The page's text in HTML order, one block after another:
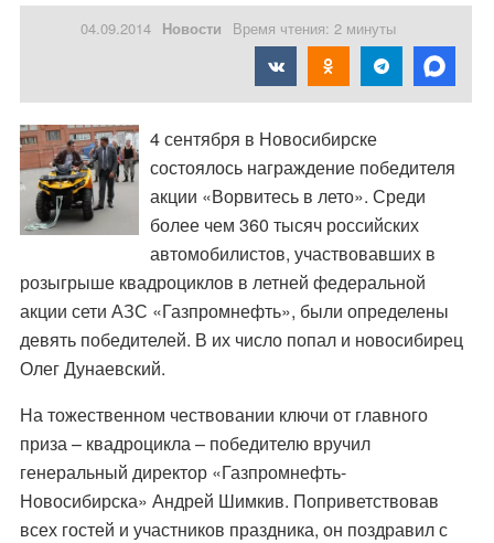
04.09.2014 Новости Время чтения: 2 минуты
4 сентября в Новосибирске
состоялось награждение победителя
акции «Ворвитесь в лето». Среди
более чем 360 тысяч российских
автомобилистов, участвовавших в
розыгрыше квадроциклов в летней федеральной
акции сети АЗС «Газпромнефть», были определены
девять победителей. В их число попал и новосибирец
Олег Дунаевский.
На тожественном чествовании ключи от главного
приза – квадроцикла – победителю вручил
генеральный директор «Газпромнефть-
Новосибирска» Андрей Шимкив. Поприветствовав
всех гостей и участников праздника, он поздравил с